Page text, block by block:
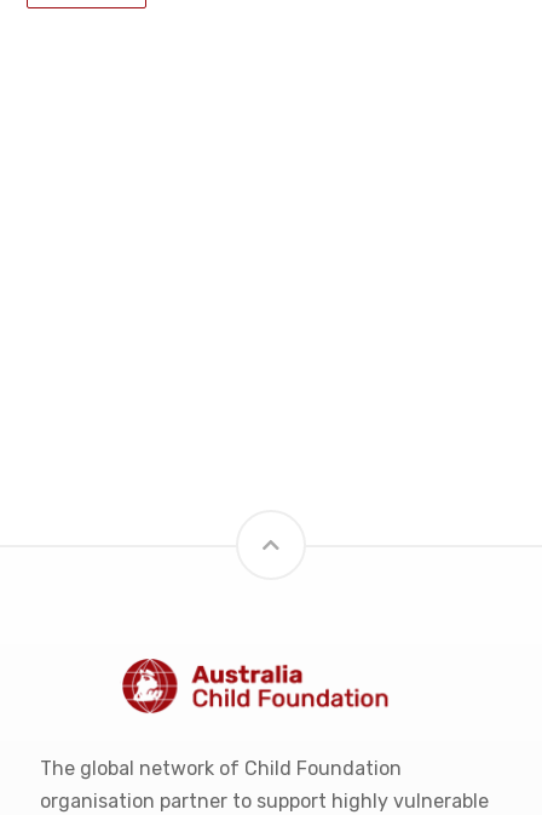
The global network of Child Foundation
organisation partner to support highly vulnerable